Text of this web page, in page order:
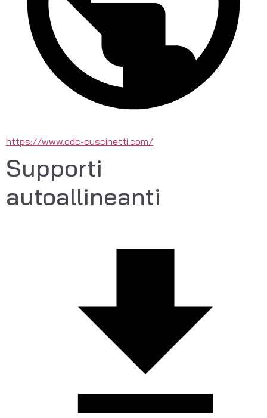
https://www.cdc-cuscinetti.com/
Supporti
autoallineanti